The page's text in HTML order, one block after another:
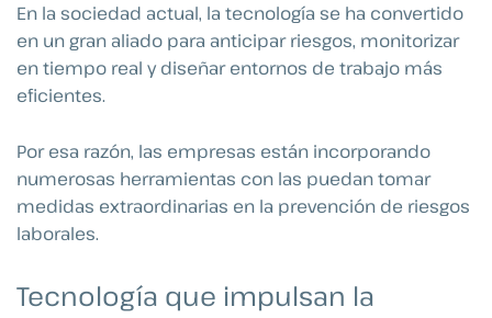
En la sociedad actual, la tecnología se ha convertido
en un gran aliado para anticipar riesgos, monitorizar
en tiempo real y diseñar entornos de trabajo más
eficientes.
Por esa razón, las empresas están incorporando
numerosas herramientas con las puedan tomar
medidas extraordinarias en la prevención de riesgos
laborales.
Tecnología que impulsan la